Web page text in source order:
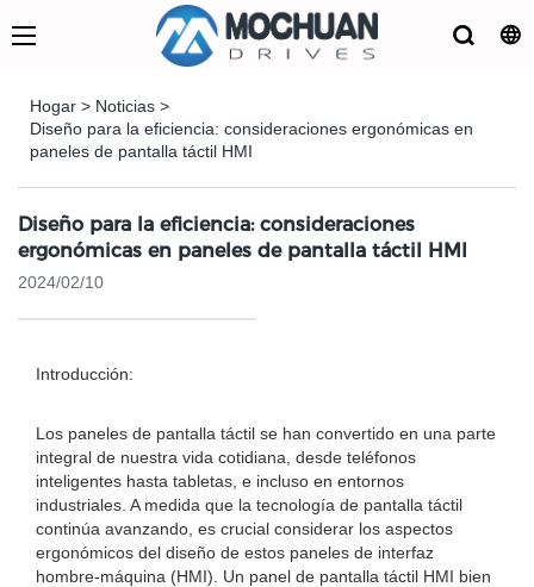
Hogar > Noticias >
Diseño para la eficiencia: consideraciones ergonómicas en
paneles de pantalla táctil HMI
Diseño para la eficiencia: consideraciones
ergonómicas en paneles de pantalla táctil HMI
2024/02/10
Introducción:
Los paneles de pantalla táctil se han convertido en una parte
integral de nuestra vida cotidiana, desde teléfonos
inteligentes hasta tabletas, e incluso en entornos
industriales. A medida que la tecnología de pantalla táctil
continúa avanzando, es crucial considerar los aspectos
ergonómicos del diseño de estos paneles de interfaz
hombre-máquina (HMI). Un panel de pantalla táctil HMI bien